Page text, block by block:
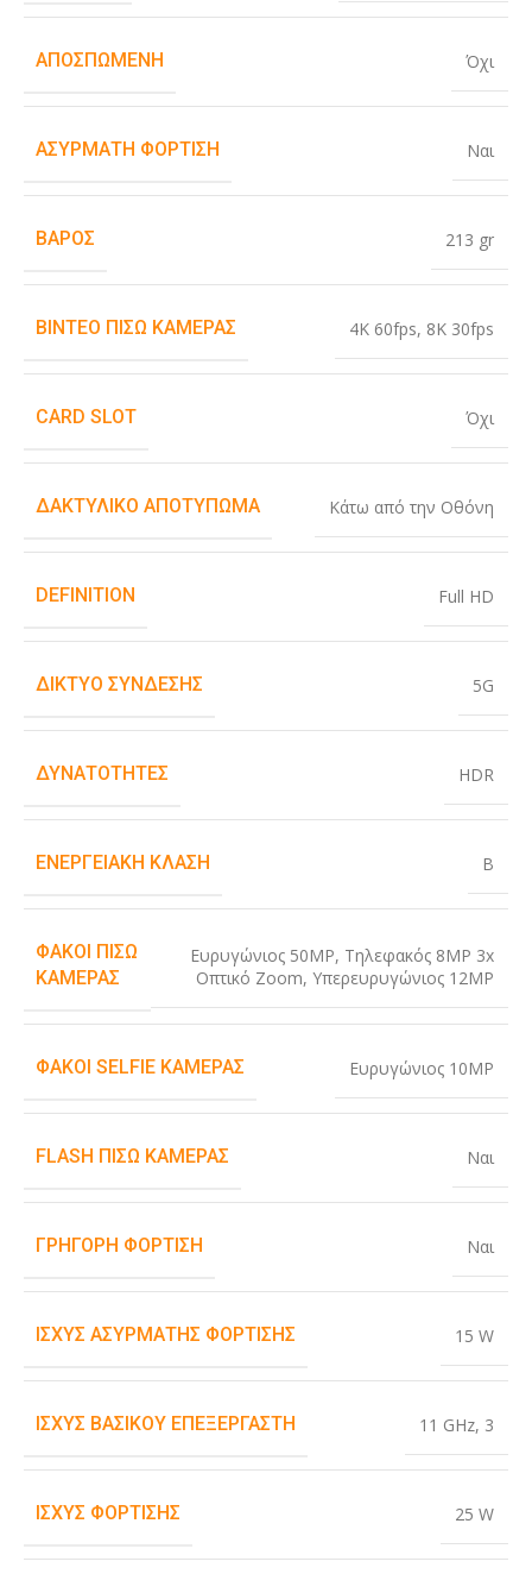
ΑΠΟΣΠΏΜΕΝΗ Όχι
ΑΣΎΡΜΑΤΗ ΦΌΡΤΙΣΗ Ναι
ΒΆΡΟΣ 213 gr
ΒΊΝΤΕΟ ΠΊΣΩ ΚΆΜΕΡΑΣ 4K 60fps, 8K 30fps
CARD SLOT Όχι
ΔΑΚΤΥΛΙΚΌ ΑΠΟΤΎΠΩΜΑ Κάτω από την Οθόνη
DEFINITION Full HD
ΔΊΚΤΥΟ ΣΎΝΔΕΣΗΣ 5G
ΔΥΝΑΤΌΤΗΤΕΣ HDR
ΕΝΕΡΓΕΙΑΚΉ ΚΛΆΣΗ B
ΦΑΚΟΊ ΠΊΣΩ
ΚΆΜΕΡΑΣ
Ευρυγώνιος 50MP, Τηλεφακός 8MP 3x
Οπτικό Zoom, Υπερευρυγώνιος 12MP
ΦΑΚΟΊ SELFIE ΚΆΜΕΡΑΣ Ευρυγώνιος 10MP
FLASH ΠΊΣΩ ΚΆΜΕΡΑΣ Ναι
ΓΡΉΓΟΡΗ ΦΌΡΤΙΣΗ Ναι
ΙΣΧΎΣ ΑΣΎΡΜΑΤΗΣ ΦΌΡΤΙΣΗΣ 15 W
ΙΣΧΎΣ ΒΑΣΙΚΟΎ ΕΠΕΞΕΡΓΑΣΤΉ 11 GHz, 3
ΙΣΧΎΣ ΦΌΡΤΙΣΗΣ 25 W